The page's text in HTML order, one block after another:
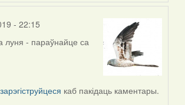
- 22:15
луня - параўнайце са
зарэгіструйцеся каб пакідаць каментары.